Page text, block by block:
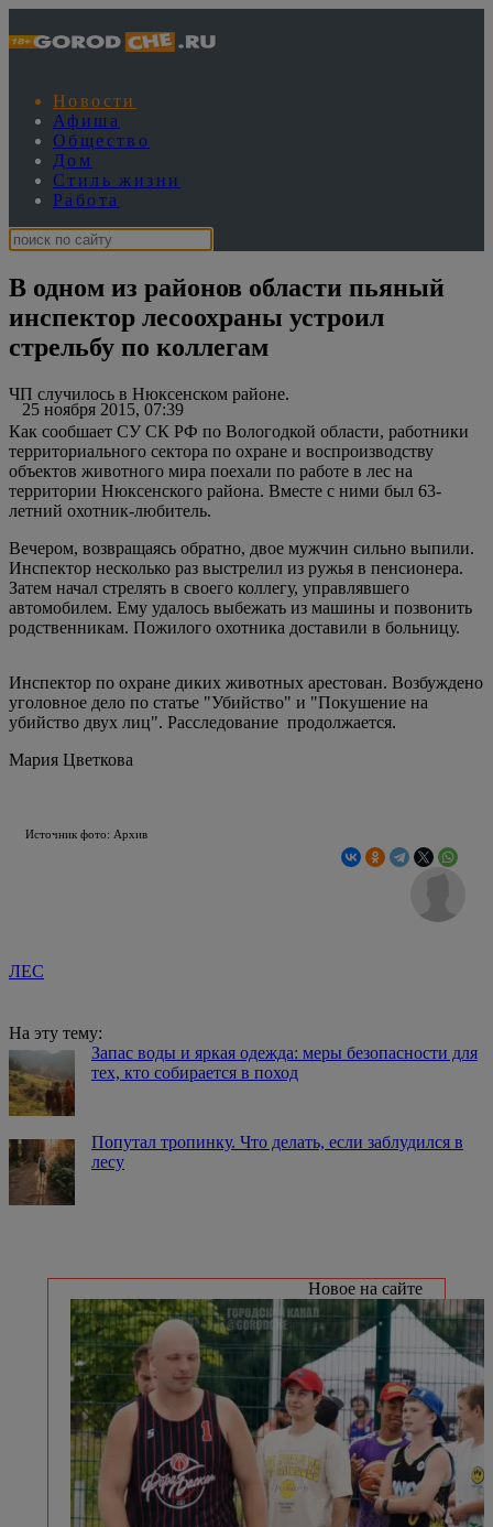
Новости
Афиша
Общество
Дом
Стиль жизни
Работа
В одном из районов области пьяный
инспектор лесоохраны устроил
стрельбу по коллегам
25 ноября 2015, 07:39
ЧП случилось в Нюксенском районе.
Как сообшает СУ СК РФ по Вологодкой области, работники
территориального сектора по охране и воспроизводству
объектов животного мира поехали по работе в лес на
территории Нюксенского района. Вместе с ними был 63-
летний охотник-любитель.
Вечером, возвращаясь обратно, двое мужчин сильно выпили.
Инспектор несколько раз выстрелил из ружья в пенсионера.
Затем начал стрелять в своего коллегу, управлявшего
автомобилем. Ему удалось выбежать из машины и позвонить
родственникам. Пожилого охотника доставили в больницу.
Инспектор по охране диких животных арестован. Возбуждено
уголовное дело по статье "Убийство" и "Покушение на
убийство двух лиц". Расследование продолжается.
Мария Цветкова
Источник фото: Архив
ЛЕС
На эту тему:
Запас воды и яркая одежда: меры безопасности для
тех, кто собирается в поход
Попутал тропинку. Что делать, если заблудился в
лесу
Новое на сайте